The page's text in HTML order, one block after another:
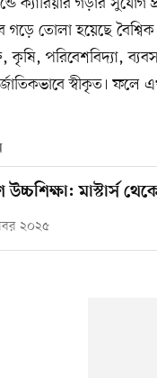
গড়ে তোলা হয়েছে
কৃষি, পরিবেশবিদ্যা,
স্বীকৃত। ফলে
উচ্চশিক্ষা: মাস্টার্স
২০২৫